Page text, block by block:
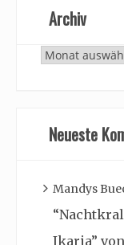
Archiv
Archiv
Neueste
Mandys
Ikaria”